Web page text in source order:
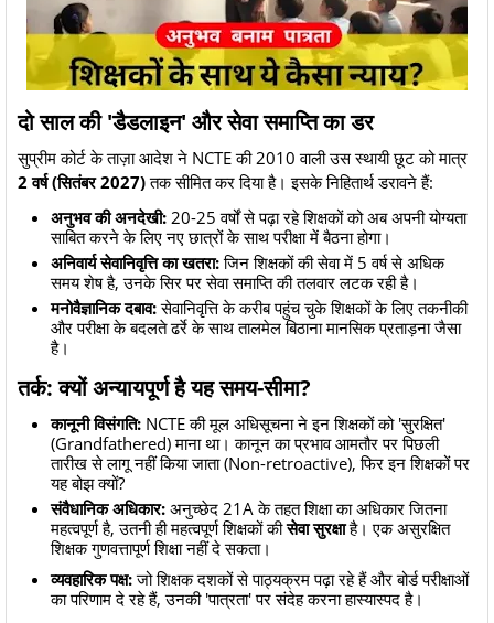
दो साल की 'डैडलाइन' और सेवा समाप्ति का डर
​सुप्रीम कोर्ट के ताज़ा आदेश ने NCTE की 2010 वाली उस स्थायी छूट को मात्र
2 वर्ष (सितंबर 2027)तक सीमित कर दिया है। इसके निहितार्थ डरावने हैं:
अनुभव की अनदेखी: 20-25 वर्षों से पढ़ा रहे शिक्षकों को अब अपनी योग्यता
साबित करने के लिए नए छात्रों के साथ परीक्षा में बैठना होगा।
अनिवार्य सेवानिवृत्ति का खतरा:जिन शिक्षकों की सेवा में 5 वर्ष से अधिक
समय शेष है, उनके सिर पर सेवा समाप्ति की तलवार लटक रही है।
मनोवैज्ञानिक दबाव:सेवानिवृत्ति के करीब पहुंच चुके शिक्षकों के लिए तकनीकी
और परीक्षा के बदलते ढर्रे के साथ तालमेल बिठाना मानसिक प्रताड़ना जैसा
है।
तर्क: क्यों अन्यायपूर्ण है यह समय-सीमा?
कानूनी विसंगति: NCTE की मूल अधिसूचना ने इन शिक्षकों को 'सुरक्षित'
(Grandfathered) माना था। कानून का प्रभाव आमतौर पर पिछली
तारीख से लागू नहीं किया जाता (Non-retroactive), फिर इन शिक्षकों पर
यह बोझ क्यों?
संवैधानिक अधिकार: अनुच्छेद 21A के तहत शिक्षा का अधिकार जितना
महत्वपूर्ण है, उतनी ही महत्वपूर्ण शिक्षकों कीसेवा सुरक्षाहै। एक असुरक्षित
शिक्षक गुणवत्तापूर्ण शिक्षा नहीं दे सकता।
व्यवहारिक पक्ष:जो शिक्षक दशकों से पाठ्यक्रम पढ़ा रहे हैं और बोर्ड परीक्षाओं
का परिणाम दे रहे हैं, उनकी 'पात्रता' पर संदेह करना हास्यास्पद है।